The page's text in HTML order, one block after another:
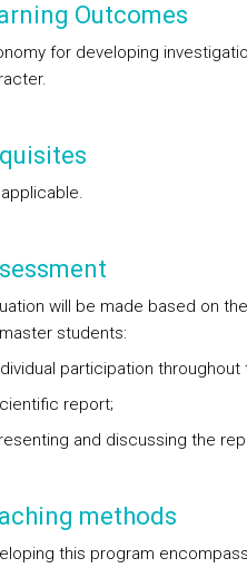
Outcomes
for developing
will be made based on
students:
participation throughout
report;
and discussing the
methods
this program